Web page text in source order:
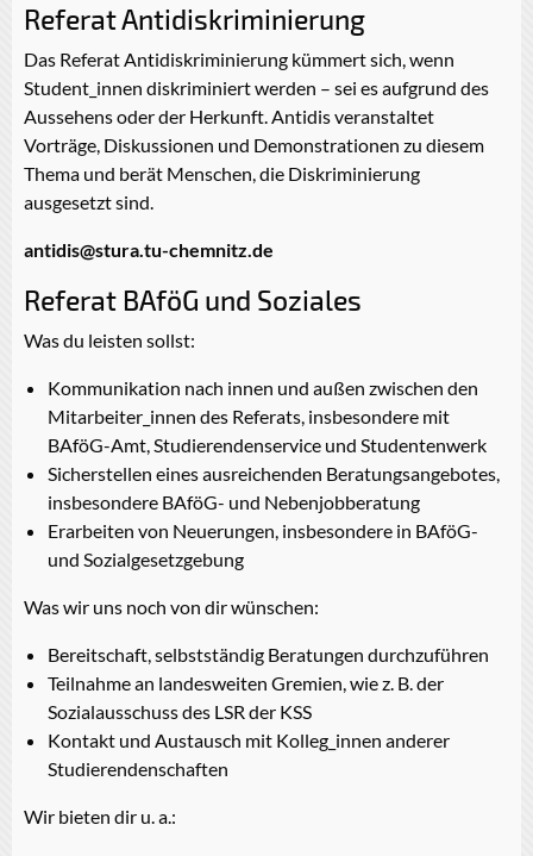
Referat Antidiskriminierung
Das Referat Antidiskriminierung kümmert sich, wenn
Student_innen diskriminiert werden – sei es aufgrund des
Aussehens oder der Herkunft. Antidis veranstaltet
Vorträge, Diskussionen und Demonstrationen zu diesem
Thema und berät Menschen, die Diskriminierung
ausgesetzt sind.
antidis@stura.tu-chemnitz.de
Referat BAföG und Soziales
Was du leisten sollst:
Kommunikation nach innen und außen zwischen den
Mitarbeiter_innen des Referats, insbesondere mit
BAföG-Amt, Studierendenservice und Studentenwerk
Sicherstellen eines ausreichenden Beratungsangebotes,
insbesondere BAföG- und Nebenjobberatung
Erarbeiten von Neuerungen, insbesondere in BAföG-
und Sozialgesetzgebung
Was wir uns noch von dir wünschen:
Bereitschaft, selbstständig Beratungen durchzuführen
Teilnahme an landesweiten Gremien, wie z. B. der
Sozialausschuss des LSR der KSS
Kontakt und Austausch mit Kolleg_innen anderer
Studierendenschaften
Wir bieten dir u. a.: